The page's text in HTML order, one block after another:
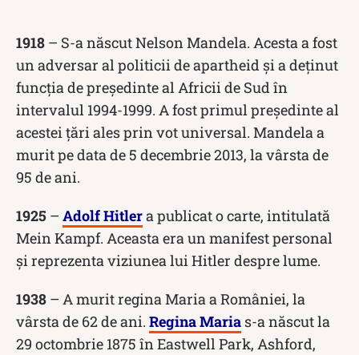
1918 – S-a născut Nelson Mandela. Acesta a fost
un adversar al politicii de apartheid și a deținut
funcția de președinte al Africii de Sud în
intervalul 1994-1999. A fost primul președinte al
acestei țări ales prin vot universal. Mandela a
murit pe data de 5 decembrie 2013, la vârsta de
95 de ani.
1925 – Adolf Hitlera publicat o carte, intitulată
Mein Kampf. Aceasta era un manifest personal
și reprezenta viziunea lui Hitler despre lume.
1938 – A murit regina Maria a României, la
vârsta de 62 de ani. Regina Maria s-a născut la
29 octombrie 1875 în Eastwell Park, Ashford,